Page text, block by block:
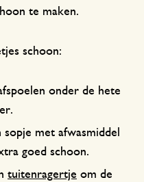
te maken.
schoon:
onder de hete
met afwasmiddel
goed schoon.
tuitenragertje om de